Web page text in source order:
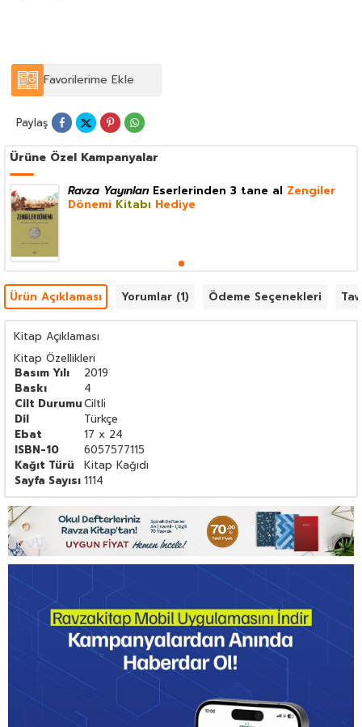
Favorilerime Ekle
Paylaş
Ürüne Özel Kampanyalar
Ravza Yayınları Eserlerinden 3 tane al Zengiler
Dönemi Kitabı Hediye
Ürün Açıklaması Yorumlar (1) Ödeme Seçenekleri
Kitap Açıklaması
Kitap Özellikleri
Basım Yılı
2019
Baskı
4
Cilt DurumuCiltli
Dil
Türkçe
Ebat
17 x 24
ISBN-10
6057577115
Kağıt Türü
Kitap Kağıdı
Sayfa Sayısı 1114